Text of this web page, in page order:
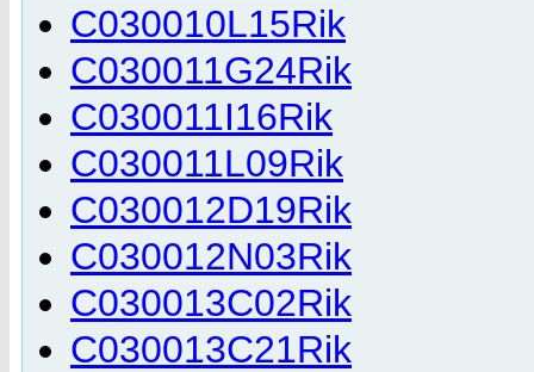
C030010L15Rik
C030011G24Rik
C030011I16Rik
C030011L09Rik
C030012D19Rik
C030012N03Rik
C030013C02Rik
C030013C21Rik